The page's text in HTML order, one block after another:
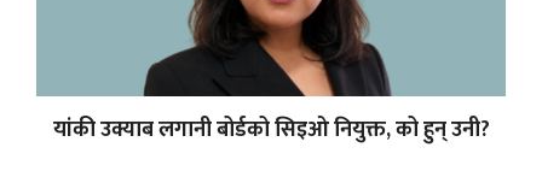
यांकी उक्याब लगानी बोर्डको सिइओ नियुक्त, को हुन् उनी?